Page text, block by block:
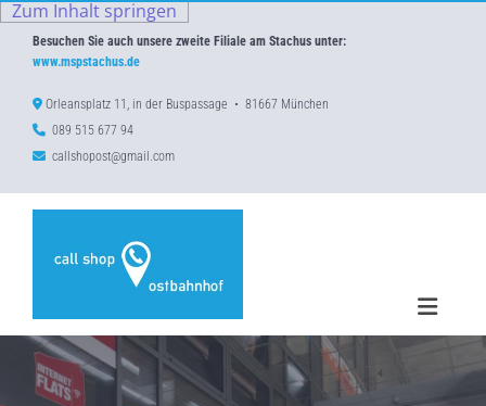
Zum Inhalt springen
Besuchen Sie auch unsere zweite Filiale am Stachus unter:
www.mspstachus.de
 Orleansplatz 11, in der Buspassage • 81667 München
 089 515 677 94
 callshopost@gmail.com